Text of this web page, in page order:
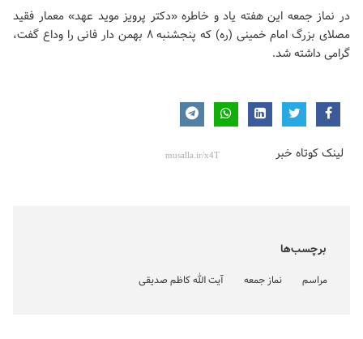
در نماز جمعه این هفته یاد و خاطره «دکتر پرویز موید عهد» معمار فقید
مصلای بزرگ امام خمینی (ره) که پنجشنبه ۸ بهمن دار فانی را وداع گفت،
گرامی داشته شد.
لینک کوتاه خبر
برچسب‌ها
مراسم نماز جمعه آیت الله کاظم صدیقی